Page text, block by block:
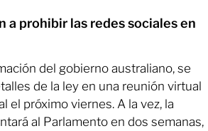
a prohibir las redes sociales en
del gobierno australiano, se
de la ley en una reunión virtual
el próximo viernes. A la vez, la
al Parlamento en dos semanas,